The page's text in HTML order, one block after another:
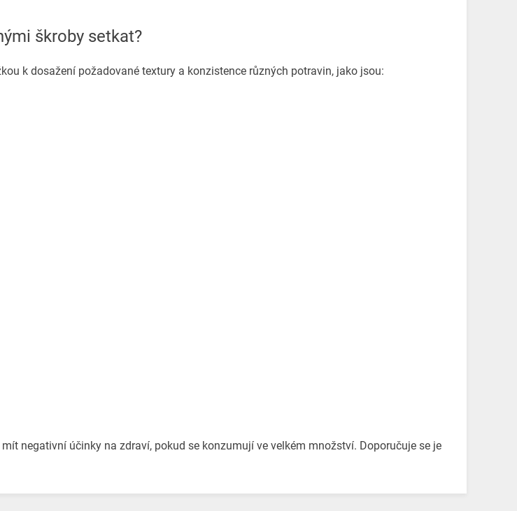
škroby setkat?
k dosažení požadované textury a konzistence různých potravin, jako jsou:
negativní účinky na zdraví, pokud se konzumují ve velkém množství. Doporučuje se je